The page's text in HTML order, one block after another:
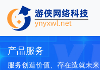
产品服务
服务创造价值、存在造就未来